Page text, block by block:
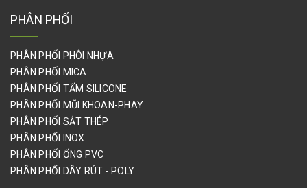
PALLET, GỖ VÁN CÔNG NGHIỆP
PHỤ KIỆN KHỚP NỐI HJ, ỐNG THÉP BỌC NHỰA HÀN QUỐC
SƠN NƯỚC,SƠN DẦU,SƠN CHỐNG THẤM,SƠN NỀN EPOXY,GIA
CÔNG SƠN HẤP NHIỆT
CÂN ĐIỆN TỬ,CÂN BÀN ĐIỆN TỬ,CÂN PHÂN TÍCH,CÂN ĐẾM
MẪU
PHÂN PHỐI
PHÂN PHỐI PHÔI NHỰA
PHÂN PHỐI MICA
PHÂN PHỐI TẤM SILICONE
PHÂN PHỐI MŨI KHOAN-PHAY
PHÂN PHỐI SẮT THÉP
PHÂN PHỐI INOX
PHÂN PHỐI ỐNG PVC
PHÂN PHỐI DÂY RÚT - POLY